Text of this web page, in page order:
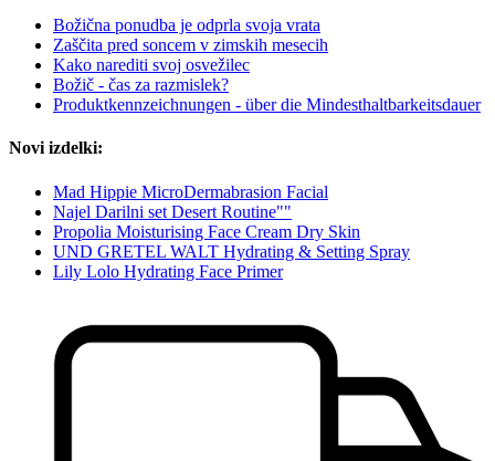
Božična ponudba je odprla svoja vrata
Zaščita pred soncem v zimskih mesecih
Kako narediti svoj osvežilec
Božič - čas za razmislek?
Produktkennzeichnungen - über die Mindesthaltbarkeitsdauer
Novi izdelki:
Mad Hippie MicroDermabrasion Facial
Najel Darilni set Desert Routine""
Propolia Moisturising Face Cream Dry Skin
UND GRETEL WALT Hydrating & Setting Spray
Lily Lolo Hydrating Face Primer